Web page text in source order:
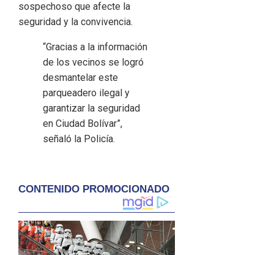
sospechoso que afecte la
seguridad y la convivencia.
“Gracias a la información
de los vecinos se logró
desmantelar este
parqueadero ilegal y
garantizar la seguridad
en Ciudad Bolívar”,
señaló la Policía.